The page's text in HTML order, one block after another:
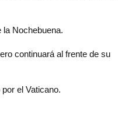
la Nochebuena.
continuará al frente de su
el Vaticano.